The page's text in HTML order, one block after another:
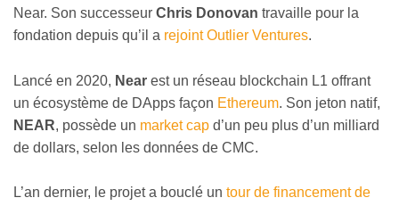
Near. Son successeur Chris Donovan travaille pour la
fondation depuis qu’il a rejoint Outlier Ventures.
Lancé en 2020, Near est un réseau blockchain L1 offrant
un écosystème de DApps façon Ethereum. Son jeton natif,
NEAR, possède un market cap d’un peu plus d’un milliard
de dollars, selon les données de CMC.
L’an dernier, le projet a bouclé un tour de financement de